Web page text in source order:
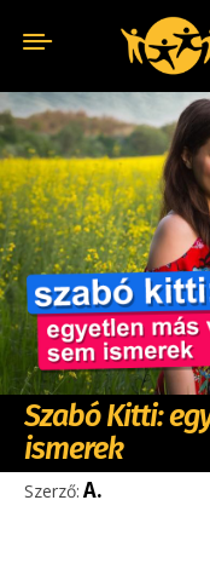
Szabó Kitti:
ismerek
Szerző: A.